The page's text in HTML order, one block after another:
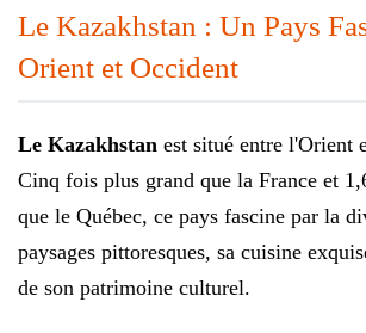
Le Kazakhstan : Un Pays
Orient et Occident
Le Kazakhstan est situé entre l'Orient
Cinq fois plus grand que la France et
que le Québec, ce pays fascine par la
paysages pittoresques, sa cuisine
de son patrimoine culturel.